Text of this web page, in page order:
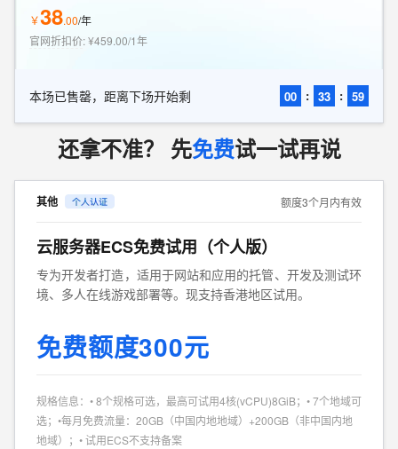
￥38.00/年
官网折扣价:¥459.00/1年
本场已售罄，距离下场开始剩 00 : 33 : 57
还拿不准？ 先免费试一试再说
其他 额度3个月内有效
云服务器ECS免费试用（个人版）
专为开发者打造，适用于网站和应用的托管、开发及测试环
境、多人在线游戏部署等。现支持香港地区试用。
免费额度300元
规格信息： • 8个规格可选，最高可试用4核(vCPU)8GiB；• 7个地域可
选；•每月免费流量：20GB（中国内地地域）+200GB（非中国内地
地域）；• 试用ECS不支持备案